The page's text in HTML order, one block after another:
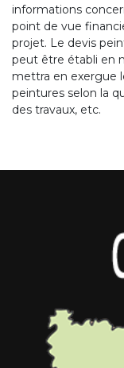
informations
point de vue
projet. Le devis
peut être établi en
mettra en exergue
peintures selon la
des travaux, etc.